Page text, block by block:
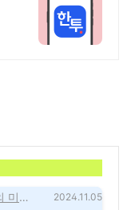
미래
2024.11.05